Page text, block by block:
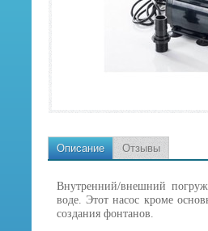
Описание Отзывы
Внутренний/внешний
воде. Этот насос кроме
создания фонтанов.